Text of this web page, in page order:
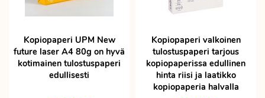
Kopiopaperi UPM New
future laser A4 80g on hyvä
kotimainen tulostuspaperi
edullisesti
Kopiopaperi valkoinen
tulostuspaperi tarjous
kopiopaperissa edullinen
hinta riisi ja laatikko
kopiopaperia halvalla